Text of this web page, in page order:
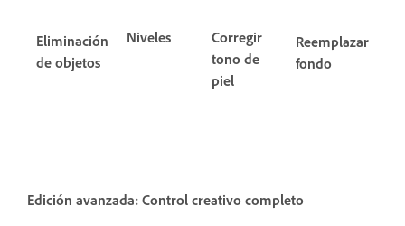
Eliminación
de objetos
Niveles
Corregir
tono de
piel
Reemplazar
fondo
Edición avanzada: Control creativo completo